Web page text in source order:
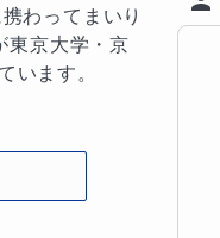
わってまいり
東京大学・京
います。